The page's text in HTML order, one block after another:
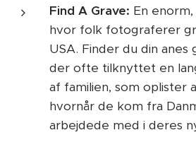
Find A Grave: En
hvor folk fotograferer
USA. Finder du din anes
der ofte tilknyttet en
af familien, som oplister
hvornår de kom fra
arbejdede med i deres